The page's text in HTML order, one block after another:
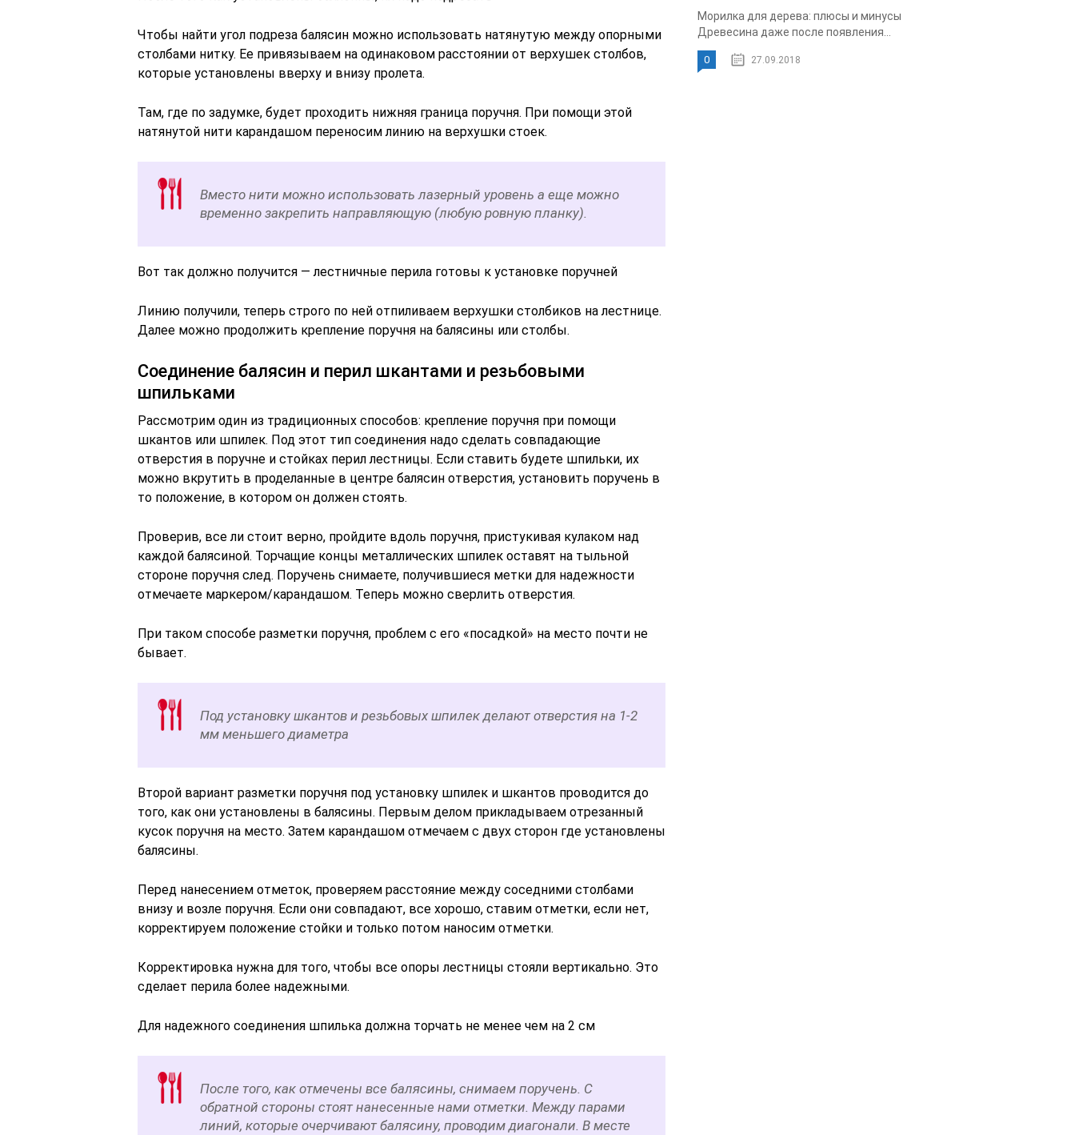
Чтобы найти угол подреза балясин можно использовать натянутую между опорными
столбами нитку. Ее привязываем на одинаковом расстоянии от верхушек столбов,
которые установлены вверху и внизу пролета.
Там, где по задумке, будет проходить нижняя граница поручня. При помощи этой
натянутой нити карандашом переносим линию на верхушки стоек.
Вместо нити можно использовать лазерный уровень а еще можно
временно закрепить направляющую (любую ровную планку).
Вот так должно получится — лестничные перила готовы к установке поручней
Линию получили, теперь строго по ней отпиливаем верхушки столбиков на лестнице.
Далее можно продолжить крепление поручня на балясины или столбы.
Соединение балясин и перил шкантами и резьбовыми
шпильками
Рассмотрим один из традиционных способов: крепление поручня при помощи
шкантов или шпилек. Под этот тип соединения надо сделать совпадающие
отверстия в поручне и стойках перил лестницы. Если ставить будете шпильки, их
можно вкрутить в проделанные в центре балясин отверстия, установить поручень в
то положение, в котором он должен стоять.
Проверив, все ли стоит верно, пройдите вдоль поручня, пристукивая кулаком над
каждой балясиной. Торчащие концы металлических шпилек оставят на тыльной
стороне поручня след. Поручень снимаете, получившиеся метки для надежности
отмечаете маркером/карандашом. Теперь можно сверлить отверстия.
При таком способе разметки поручня, проблем с его «посадкой» на место почти не
бывает.
Под установку шкантов и резьбовых шпилек делают отверстия на 1-2
мм меньшего диаметра
Второй вариант разметки поручня под установку шпилек и шкантов проводится до
того, как они установлены в балясины. Первым делом прикладываем отрезанный
кусок поручня на место. Затем карандашом отмечаем с двух сторон где установлены
балясины.
Перед нанесением отметок, проверяем расстояние между соседними столбами
внизу и возле поручня. Если они совпадают, все хорошо, ставим отметки, если нет,
корректируем положение стойки и только потом наносим отметки.
Корректировка нужна для того, чтобы все опоры лестницы стояли вертикально. Это
сделает перила более надежными.
Для надежного соединения шпилька должна торчать не менее чем на 2 см
После того, как отмечены все балясины, снимаем поручень. С
обратной стороны стоят нанесенные нами отметки. Между парами
линий, которые очерчивают балясину, проводим диагонали. В месте
Морилка для дерева: плюсы и минусы
Древесина даже после появления...
0 27.09.2018